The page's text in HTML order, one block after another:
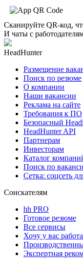
Сканируйте QR-код,
И чаты с
HeadHunter
Размещение
Поиск по резюме
О компании
Наши вакансии
Реклама на сайте
Требования к ПО
Безопасный
HeadHunter API
Партнерам
Инвесторам
Каталог
Поиск по
Сетка: соцсеть
Соискателям
hh PRO
Готовое резюме
Все сервисы
Хочу у вас
Экспертная